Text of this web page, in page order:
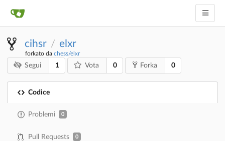
cihsr / elxr
forkato da chess/elxr
Segui 1 Vota 0 Forka 0
Codice
Problemi 0
Pull Requests 0